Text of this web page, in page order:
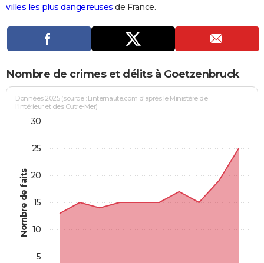
Se connecter
Entreprises
Service militaire
Avis de recherche
AVIS DE DÉCÈS
Bricolage
Lifestyle
Culture
Sport
Auto
Television
Voyage
Cinema
villes les plus dangereuses de France.
Nombre de crimes et délits à Goetzenbruck
Nombre de faits
Données 2025 (source : Linternaute.com d'après le Ministère de
l'Intérieur et des Outre-Mer)
5
10
15
20
25
30